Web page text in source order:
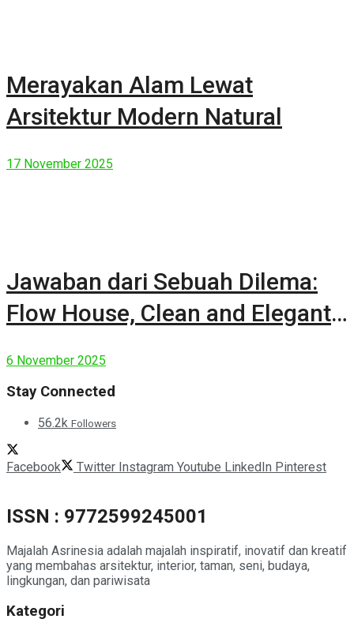
Merayakan Alam Lewat
Arsitektur Modern Natural
17 November 2025
Jawaban dari Sebuah Dilema:
Flow House, Clean and Elegant
6 November 2025
Stay Connected
56.2k Followers
Facebook Twitter Instagram Youtube LinkedIn Pinterest
ISSN : 9772599245001
Majalah Asrinesia adalah majalah inspiratif, inovatif dan kreatif
yang membahas arsitektur, interior, taman, seni, budaya,
lingkungan, dan pariwisata
Kategori